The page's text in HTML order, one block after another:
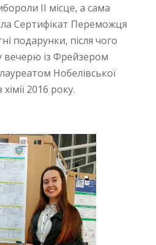
ІІ місце, а сама
Сертифікат Переможця
подарунки, після чого
вечерю із Фрейзером
Нобелівської
хімії 2016 року.